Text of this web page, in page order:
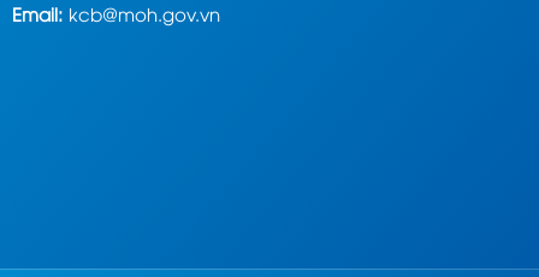
Email: kcb@moh.gov.vn